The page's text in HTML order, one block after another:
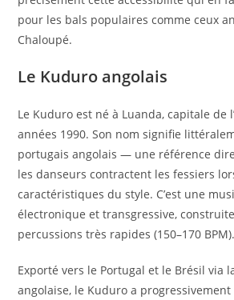
pour les bals populaires comme ceux
Chaloupé.
Le Kuduro angolais
Le Kuduro est né à Luanda, capitale de
années 1990. Son nom signifie
portugais angolais — une référence
les danseurs contractent les fessiers
caractéristiques du style. C’est une
électronique et transgressive,
percussions très rapides (150–170 BPM).
Exporté vers le Portugal et le Brésil via
angolaise, le Kuduro a